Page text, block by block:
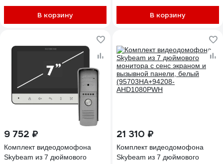
В корзину
формата Full HD, монитор с
экраном 7") 10-0001076
В корзину
9 752 ₽
Комплект видеодомофона
Skybeam из 7 дюймового
21 310 ₽
Комплект видеодомофона
Skybeam из 7 дюймового